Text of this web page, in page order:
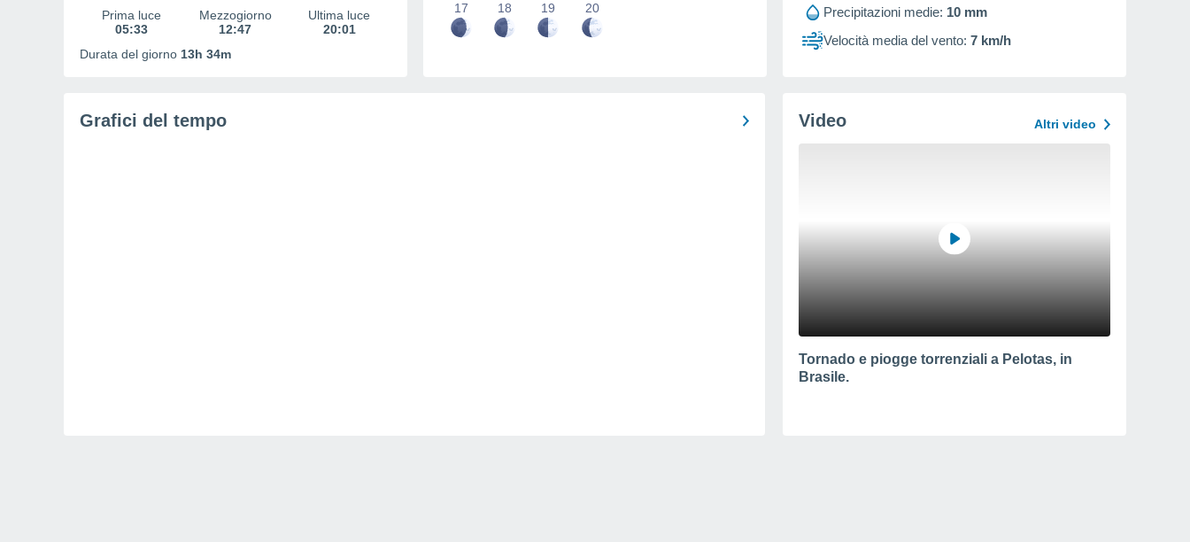
Prima luce
05:33
Mezzogiorno
12:47
Ultima luce
20:01
Durata del giorno 13h 34m
17 18 19 20
Precipitazioni medie: 10 mm
Velocità media del vento: 7 km/h
Grafici del tempo Video Altri video
Tornado e piogge torrenziali a Pelotas, in
Brasile.